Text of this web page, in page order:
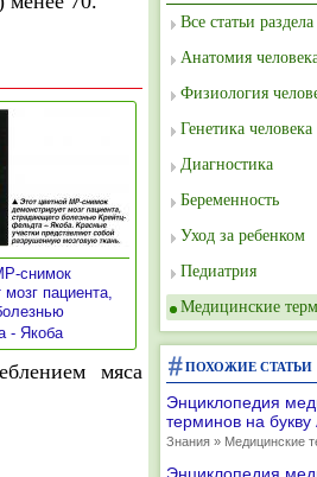
снимок
пациента,
- Якоба
мяса
Все статьи раздела
Анатомия
Физиология
Генетика человека
Диагностика
Беременность
Уход за ребенком
Педиатрия
Медицинские
ПОХОЖИЕ СТАТЬИ
Энциклопедия
терминов на букву
Знания » Медицинские